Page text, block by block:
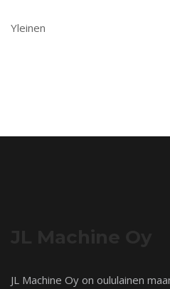
Yleinen
JL Machine Oy on oululainen